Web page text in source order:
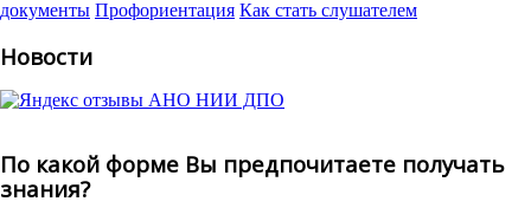
документы Профориентация Как стать слушателем
Новости
По какой форме Вы предпочитаете получать
знания?